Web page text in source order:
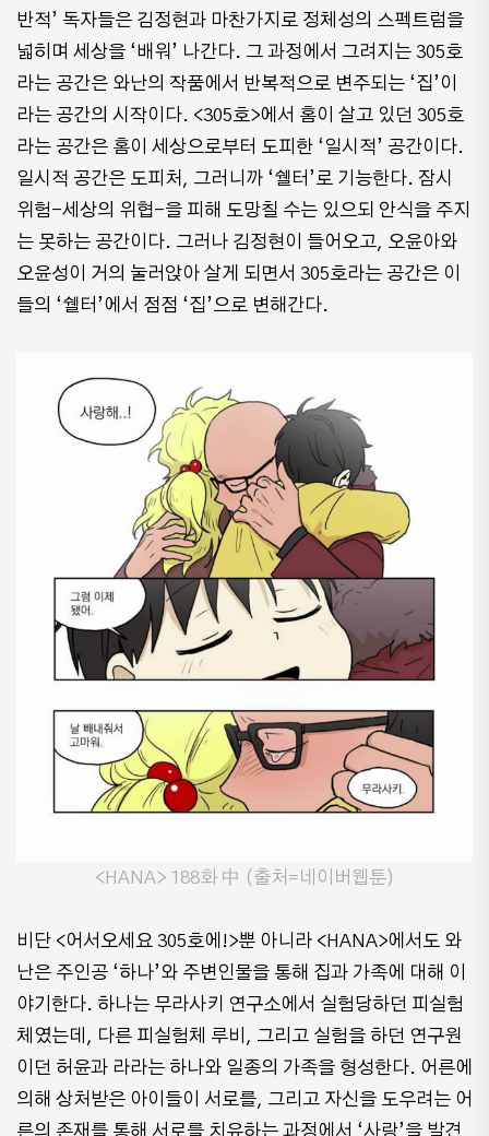
반적’ 독자들은 김정현과 마찬가지로 정체성의 스펙트럼을
넓히며 세상을 ‘배워’ 나간다. 그 과정에서 그려지는 305호
라는 공간은 와난의 작품에서 반복적으로 변주되는 ‘집’이
라는 공간의 시작이다. <305호>에서 홈이 살고 있던 305호
라는 공간은 홈이 세상으로부터 도피한 ‘일시적’ 공간이다.
일시적 공간은 도피처, 그러니까 ‘쉘터’로 기능한다. 잠시
위험-세상의 위협-을 피해 도망칠 수는 있으되 안식을 주지
는 못하는 공간이다. 그러나 김정현이 들어오고, 오윤아와
오윤성이 거의 눌러앉아 살게 되면서 305호라는 공간은 이
들의 ‘쉘터’에서 점점 ‘집’으로 변해간다.
<HANA> 188화 中 (출처=네이버웹툰)
비단 <어서오세요 305호에!>뿐 아니라 <HANA>에서도 와
난은 주인공 ‘하나’와 주변인물을 통해 집과 가족에 대해 이
야기한다. 하나는 무라사키 연구소에서 실험당하던 피실험
체였는데, 다른 피실험체 루비, 그리고 실험을 하던 연구원
이던 허윤과 라라는 하나와 일종의 가족을 형성한다. 어른에
의해 상처받은 아이들이 서로를, 그리고 자신을 도우려는 어
른의 존재를 통해 서로를 치유하는 과정에서 ‘사랑’을 발견